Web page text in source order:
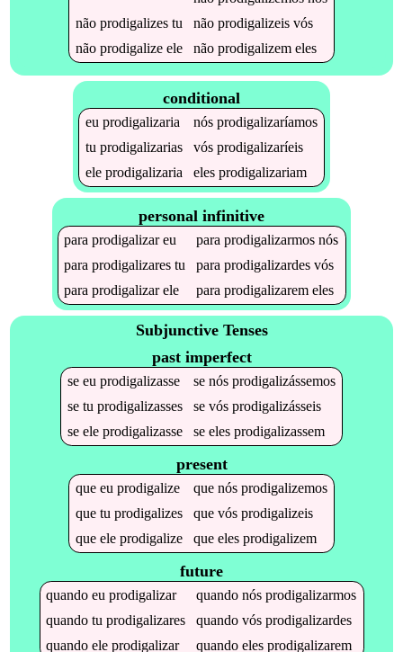
não prodigalizestu não prodigalizeisvós
não prodigalizeele não prodigalizemeles
conditional
eu prodigalizaria nós prodigalizaríamos
tu prodigalizarias vós prodigalizaríeis
ele prodigalizaria eles prodigalizariam
personal infinitive
paraprodigalizareu paraprodigalizarmos nós
paraprodigalizares tu paraprodigalizardes vós
paraprodigalizarele paraprodigalizarem eles
Subjunctive Tenses
past imperfect
se eu prodigalizasse se nós prodigalizássemos
se tu prodigalizasses se vós prodigalizásseis
se ele prodigalizasse se eles prodigalizassem
present
que eu prodigalize que nós prodigalizemos
que tu prodigalizes que vós prodigalizeis
que ele prodigalize que eles prodigalizem
future
quandoeuprodigalizar quandonósprodigalizarmos
quandotuprodigalizares quandovósprodigalizardes
quandoeleprodigalizar quandoelesprodigalizarem